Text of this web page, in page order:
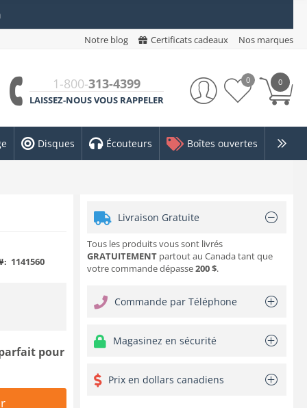
Notre blog Certificats cadeaux Nos marques
1-800-313-4399
LAISSEZ-NOUS VOUS RAPPELER
0
0
Disques Écouteurs Boîtes ouvertes
1141560
pour
Livraison Gratuite
Tous les produits vous sont livrés
GRATUITEMENT partout au Canada tant que
votre commande dépasse200 $.
Commande par Téléphone
Magasinez en sécurité
Prix en dollars canadiens